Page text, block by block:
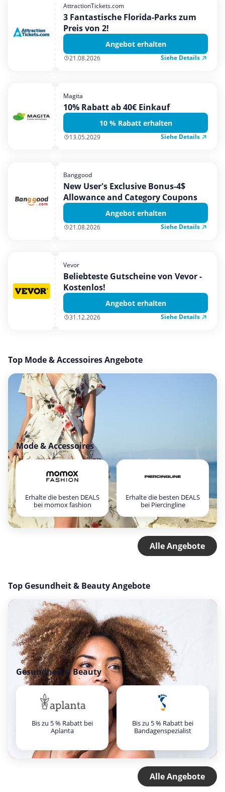
AttractionTickets.com
3 Fantastische Florida-Parks zum
Preis von 2!
Angebot erhalten
21.08.2026 Siehe Details
Magita
10% Rabatt ab 40€ Einkauf
10 % Rabatt erhalten
13.05.2029 Siehe Details
Banggood
New User's Exclusive Bonus-4$
Allowance and Category Coupons
Angebot erhalten
21.08.2026 Siehe Details
Vevor
Beliebteste Gutscheine von Vevor -
Kostenlos!
Angebot erhalten
31.12.2026 Siehe Details
Top Mode & Accessoires Angebote
Mode & Accessoires
Erhalte die besten DEALS
bei momox fashion
Erhalte die besten DEALS
bei Piercingline
Alle Angebote
Top Gesundheit & Beauty Angebote
Gesundheit & Beauty
Bis zu 5 % Rabatt bei
Aplanta
Bis zu 5 % Rabatt bei
Bandagenspezialist
Alle Angebote